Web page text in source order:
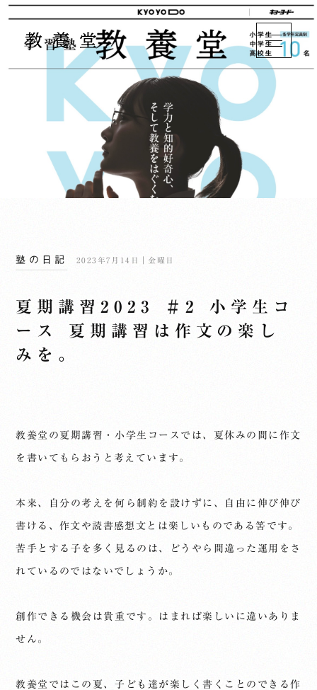
塾の日記 2023年7月14日｜金曜日
夏期講習2023 ＃2 小学生コ
ース 夏期講習は作文の楽し
みを。
教養堂の夏期講習・小学生コースでは、夏休みの間に作文
を書いてもらおうと考えています。
本来、自分の考えを何ら制約を設けずに、自由に伸び伸び
書ける、作文や読書感想文とは楽しいものである筈です。
苦手とする子を多く見るのは、どうやら間違った運用をさ
れているのではないでしょうか。
創作できる機会は貴重です。はまれば楽しいに違いありま
せん。
教養堂ではこの夏、子ども達が楽しく書くことのできる作